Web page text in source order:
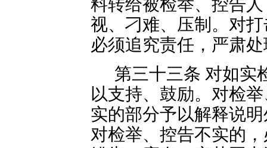
料转给被检举、控告
视、刁难、压制。对
必须追究责任，严肃
第三十三条 对如实
以支持、鼓励。对检
实的部分予以解释说
对检举、控告不实的